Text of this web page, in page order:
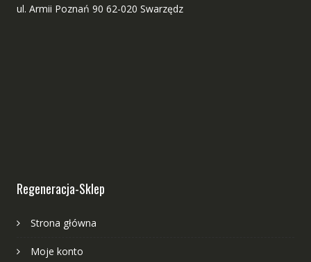
ul. Armii Poznań 90 62-020 Swarzędz
Regeneracja-Sklep
Strona główna
Moje konto